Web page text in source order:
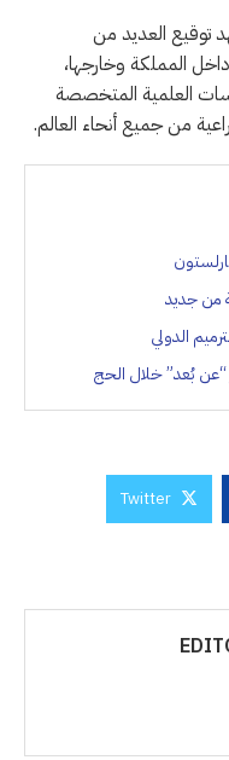
أن المعرض في نسخته الـ 41 شهد توقيع العديد من
المملكة وخارجها،
العلمية المتخصصة
من جميع أنحاء العالم.
من جديد
الدولي
“عن بُعد” خلال الحج
Twitter